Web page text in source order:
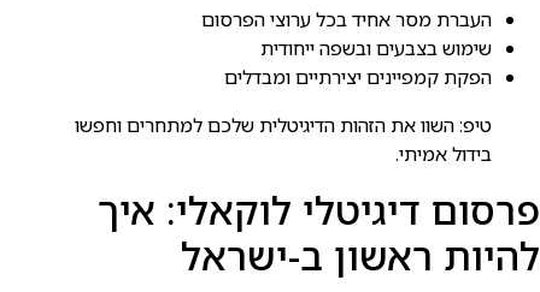
העברת מסר אחיד בכל ערוצי הפרסום
שימוש בצבעים ובשפה ייחודית
הפקת קמפיינים יצירתיים ומבדלים
טיפ: השוו את הזהות הדיגיטלית שלכם למתחרים וחפשו
בידול אמיתי.
פרסום דיגיטלי לוקאלי: איך
להיות ראשון ב-ישראל